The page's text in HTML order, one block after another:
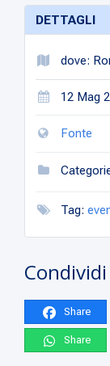
DETTAGLI
dove:
12 Mag
Fonte
Tag:
Share
Share